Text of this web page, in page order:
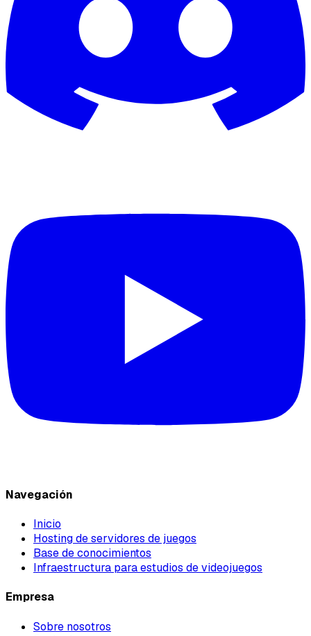
Navegación
Inicio
Hosting de servidores de juegos
Base de conocimientos
Infraestructura para estudios de videojuegos
Empresa
Sobre nosotros